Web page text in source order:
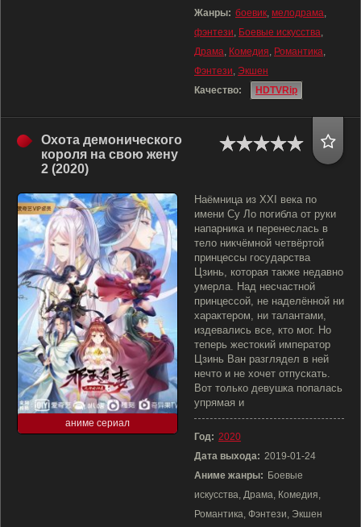
Жанры: боевик, мелодрама,
фэнтези, Боевые искусства,
Драма, Комедия, Романтика,
Фэнтези, Экшен
Качество:
HDTVRip
Охота демонического
короля на свою жену
2 (2020)
аниме сериал
Наёмница из XXI века по
имени Су Ло погибла от руки
напарника и перенеслась в
тело никчёмной четвёртой
принцессы государства
Цзинь, которая также недавно
умерла. Над несчастной
принцессой, не наделённой ни
характером, ни талантами,
издевались все, кто мог. Но
теперь жестокий император
Цзинь Ван разглядел в ней
нечто и не хочет отпускать.
Вот только девушка попалась
упрямая и
Год: 2020
Дата выхода: 2019-01-24
Аниме жанры: Боевые
искусства, Драма, Комедия,
Романтика, Фэнтези, Экшен